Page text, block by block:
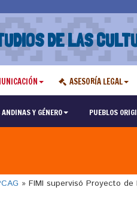
DE LAS
ASESORÍA LEGAL
Y GÉNERO PUEBLOS
» FIMI supervisó Proyecto de